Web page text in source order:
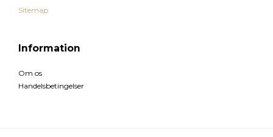
Sitemap
Information
Om os
Handelsbetingelser